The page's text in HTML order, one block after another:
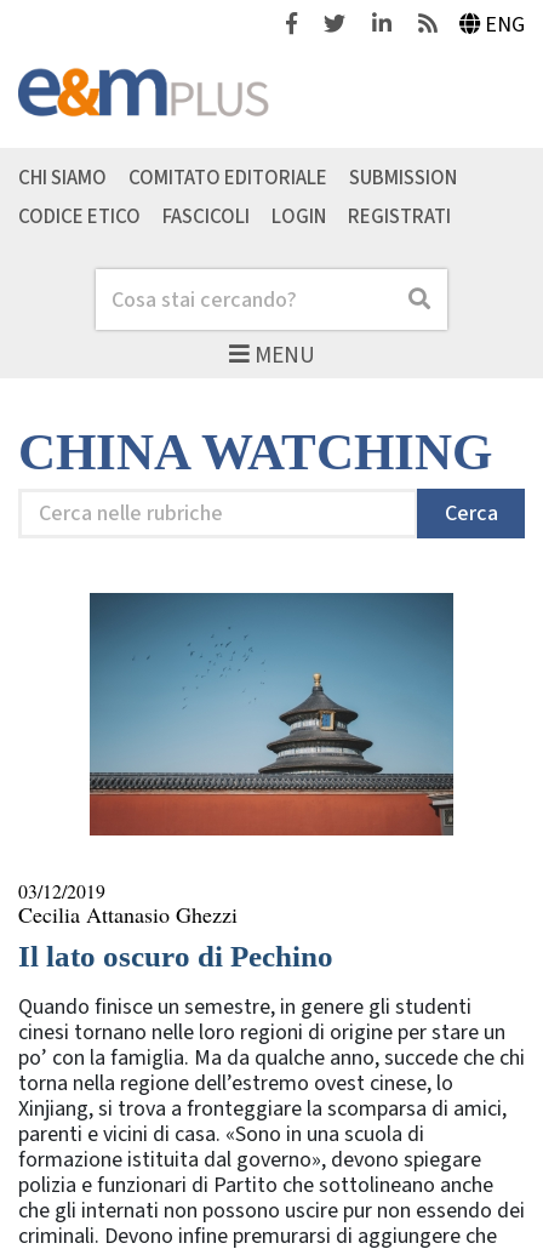
FacebookTwitterLinkedinFeeds ENG
MENU
Cerca Cerca
CHI SIAMO COMITATO EDITORIALE
SUBMISSION
CODICE ETICO
FASCICOLI LOGIN REGISTRATI
CHINA WATCHING
Cerca
Cerca
03/12/2019
Cecilia Attanasio Ghezzi
Il lato oscuro di Pechino
Quando finisce un semestre, in genere gli studenti
cinesi tornano nelle loro regioni di origine per stare un
po’ con la famiglia. Ma da qualche anno, succede che chi
torna nella regione dell’estremo ovest cinese, lo
Xinjiang, si trova a fronteggiare la scomparsa di amici,
parenti e vicini di casa. «Sono in una scuola di
formazione istituita dal governo», devono spiegare
polizia e funzionari di Partito che sottolineano anche
che gli internati non possono uscire pur non essendo dei
criminali. Devono infine premurarsi di aggiungere che